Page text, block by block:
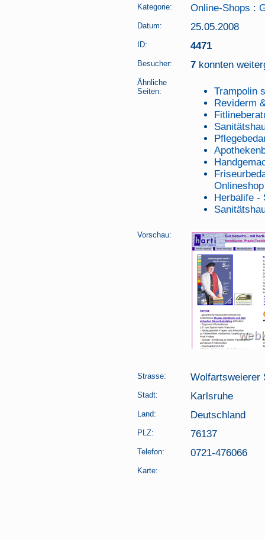
Kategorie: Online-Shops :
Datum: 25.05.2008
ID: 4471
Besucher: 7 konnten
Ähnliche
Seiten:
Trampolin
Reviderm
Onlineshop
Herbalife -
Vorschau:
Strasse: Wolfartsweierer
Stadt: Karlsruhe
Land: Deutschland
PLZ: 76137
Telefon: 0721-476066
Karte: